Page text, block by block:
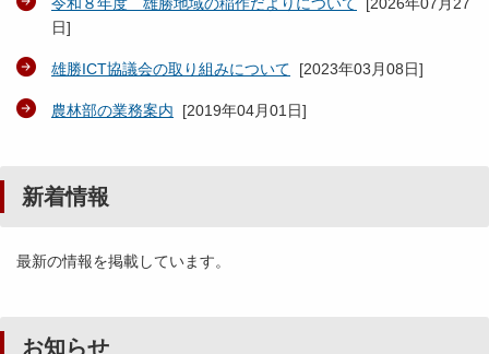
日]
雄勝ICT協議会の取り組みについて [2023年03月08日]
農林部の業務案内 [2019年04月01日]
新着情報
最新の情報を掲載しています。
お知らせ